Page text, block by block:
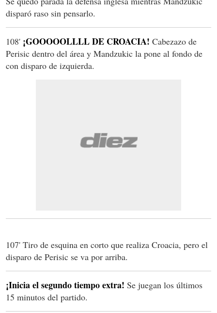
disparó raso sin pensarlo.
108' ¡GOOOOOLLLL DE CROACIA! Cabezazo de
Perisic dentro del área y Mandzukic la pone al fondo de
con disparo de izquierda.
107' Tiro de esquina en corto que realiza Croacia, pero el
disparo de Perisic se va por arriba.
¡Inicia el segundo tiempo extra! Se juegan los últimos
15 minutos del partido.